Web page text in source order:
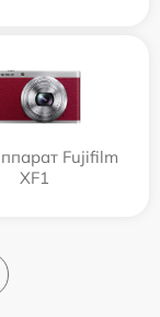
Fujifilm
XF1